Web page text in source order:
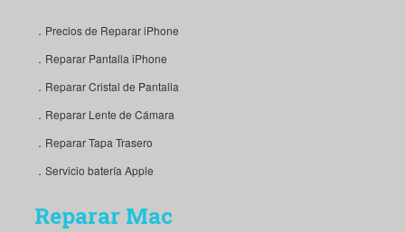
．Precios de Reparar iPhone
．Reparar Pantalla iPhone
．Reparar Cristal de Pantalla
．Reparar Lente de Cámara
．Reparar Tapa Trasero
．Servicio batería Apple
Reparar Mac